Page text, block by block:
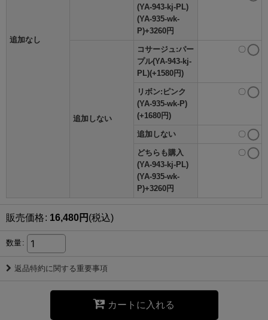
追加なし
(YA-943-kj-PL)
(YA-935-wk-
P)+3260円
追加しない
コサージュ:パー
プル(YA-943-kj-
PL)(+1580円)
〇
リボン:ピンク
(YA-935-wk-P)
(+1680円)
〇
追加しない 〇
どちらも購入
(YA-943-kj-PL)
(YA-935-wk-
P)+3260円
〇
販売価格: 16,480円 (税込)
数量:
返品特約に関する重要事項
カートに入れる